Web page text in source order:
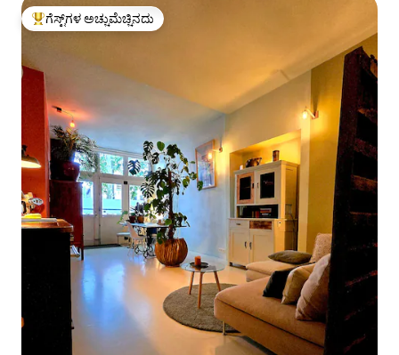
ಗೆಸ್ಟ್‌ಗಳಿಗೆ ಅತಿ ಹೆಚ್ಚು ಅಚ್ಚುಮೆಚ್ಚಿನದು
ಗೆಸ್ಟ್‌ಗಳ ಅಚ್ಚುಮೆಚ್ಚಿನದು